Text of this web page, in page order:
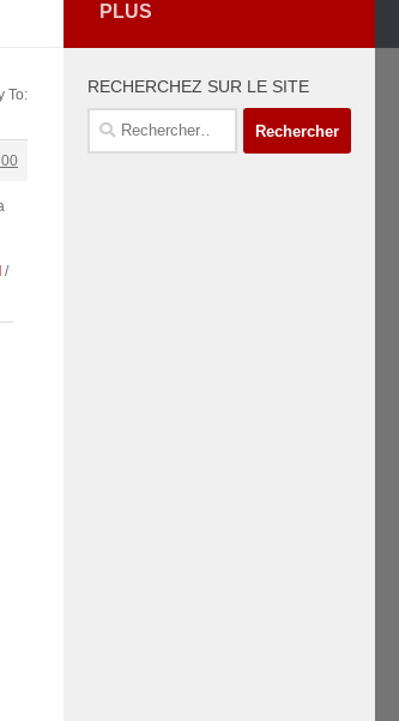
To:
/
PLUS
RECHERCHEZ SUR LE SITE
Rechercher :